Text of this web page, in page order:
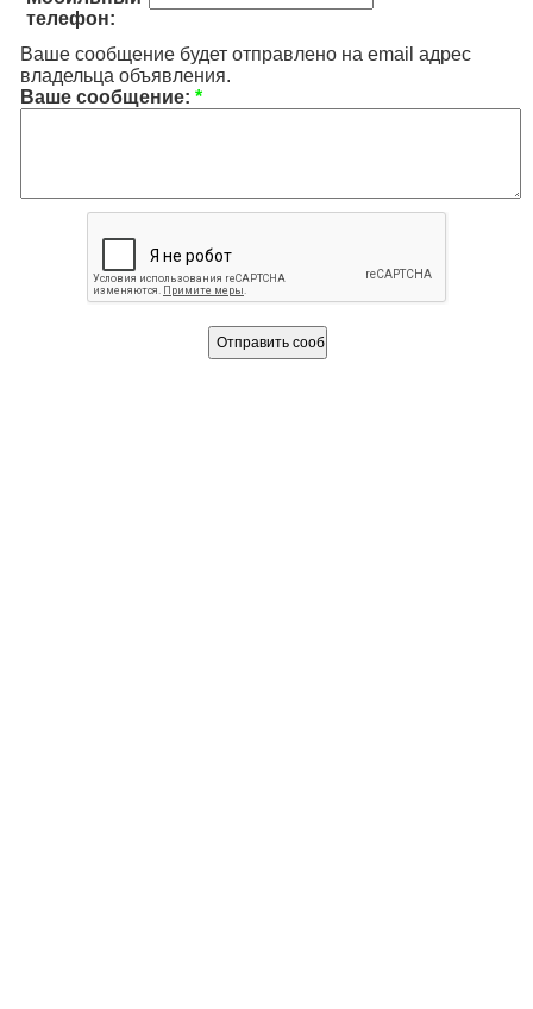
телефон:
Ваше сообщение будет отправлено на email адрес
владельца объявления.
Ваше сообщение: *